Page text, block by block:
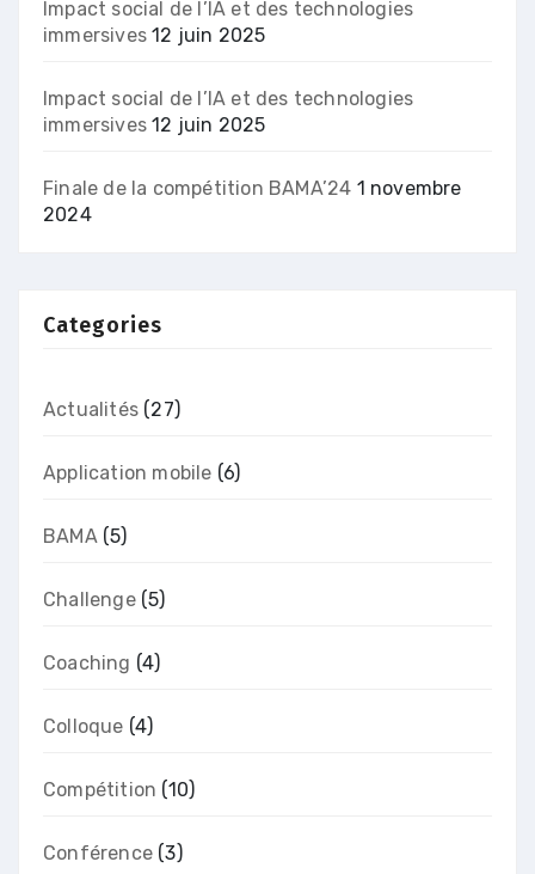
Impact social de l’IA et des technologies
immersives 12 juin 2025
Impact social de l’IA et des technologies
immersives 12 juin 2025
Finale de la compétition BAMA’24 1 novembre
2024
Categories
Actualités (27)
Application mobile (6)
BAMA(5)
Challenge(5)
Coaching (4)
Colloque (4)
Compétition (10)
Conférence (3)